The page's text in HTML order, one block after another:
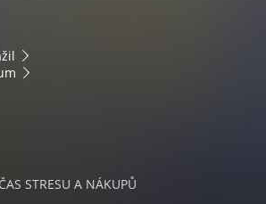
STRESU A NÁKUPŮ